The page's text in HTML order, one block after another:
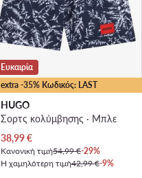
extra -35% Κωδικός: LAST
Ευκαιρία
HUGO
Σορτς κολύμβησης · Μπλε
Τρέχουσα τιμή
38,99€
Κανονική τιμή54,99 €-29%
Η χαμηλότερη τιμή42,99 €-9%